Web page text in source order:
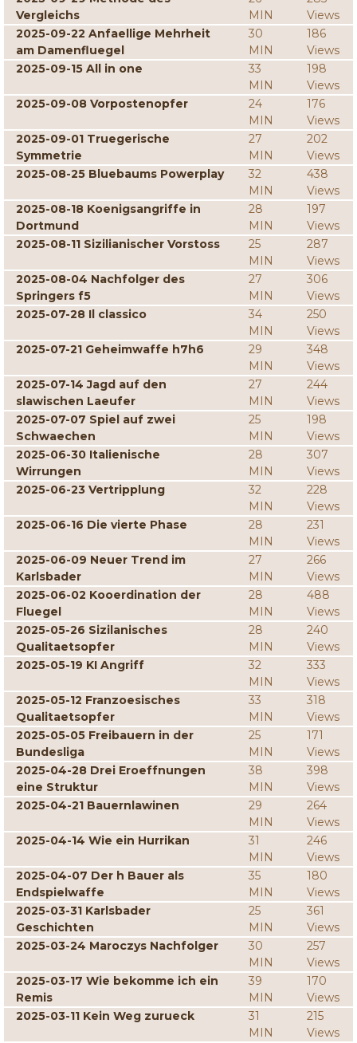
Vergleichs
MIN
Views
2025-09-22 Anfaellige Mehrheit
am Damenfluegel
30
MIN
186
Views
2025-09-15 All in one
33
MIN
198
Views
2025-09-08 Vorpostenopfer
24
MIN
176
Views
2025-09-01 Truegerische
Symmetrie
27
MIN
202
Views
2025-08-25 Bluebaums Powerplay
32
MIN
438
Views
2025-08-18 Koenigsangriffe in
Dortmund
28
MIN
197
Views
2025-08-11 Sizilianischer Vorstoss
25
MIN
287
Views
2025-08-04 Nachfolger des
Springers f5
27
MIN
306
Views
2025-07-28 Il classico
34
MIN
250
Views
2025-07-21 Geheimwaffe h7h6
29
MIN
348
Views
2025-07-14 Jagd auf den
slawischen Laeufer
27
MIN
244
Views
2025-07-07 Spiel auf zwei
Schwaechen
25
MIN
198
Views
2025-06-30 Italienische
Wirrungen
28
MIN
307
Views
2025-06-23 Vertripplung
32
MIN
228
Views
2025-06-16 Die vierte Phase
28
MIN
231
Views
2025-06-09 Neuer Trend im
Karlsbader
27
MIN
266
Views
2025-06-02 Kooerdination der
Fluegel
28
MIN
488
Views
2025-05-26 Sizilanisches
Qualitaetsopfer
28
MIN
240
Views
2025-05-19 KI Angriff
32
MIN
333
Views
2025-05-12 Franzoesisches
Qualitaetsopfer
33
MIN
318
Views
2025-05-05 Freibauern in der
Bundesliga
25
MIN
171
Views
2025-04-28 Drei Eroeffnungen
eine Struktur
38
MIN
398
Views
2025-04-21 Bauernlawinen
29
MIN
264
Views
2025-04-14 Wie ein Hurrikan
31
MIN
246
Views
2025-04-07 Der h Bauer als
Endspielwaffe
35
MIN
180
Views
2025-03-31 Karlsbader
Geschichten
25
MIN
361
Views
2025-03-24 Maroczys Nachfolger
30
MIN
257
Views
2025-03-17 Wie bekomme ich ein
Remis
39
MIN
170
Views
2025-03-11 Kein Weg zurueck
31
MIN
215
Views